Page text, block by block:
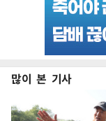
많이 본 기사